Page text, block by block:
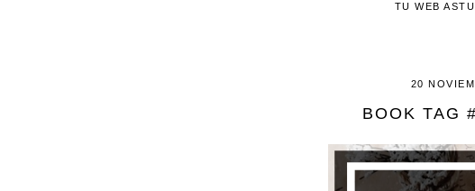
TU WEB
20
BOOK TAG